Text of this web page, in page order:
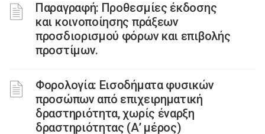
Παραγραφή: Προθεσμίες έκδοσης
και κοινοποίησης πράξεων
προσδιορισμού φόρων και επιβολής
προστίμων.
Φορολογία: Εισοδήματα φυσικών
προσώπων από επιχειρηματική
δραστηριότητα, χωρίς έναρξη
δραστηριότητας (Α’ μέρος)